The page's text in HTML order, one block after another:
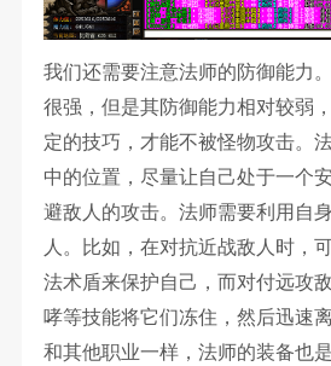
我们还需要注意法师的防御能力
很强，但是其防御能力相对较弱
定的技巧，才能不被怪物攻击。
中的位置，尽量让自己处于一个
避敌人的攻击。法师需要利用自
人。比如，在对抗近战敌人时，
法术盾来保护自己，而对付远攻
哮等技能将它们冻住，然后迅速
和其他职业一样，法师的装备也